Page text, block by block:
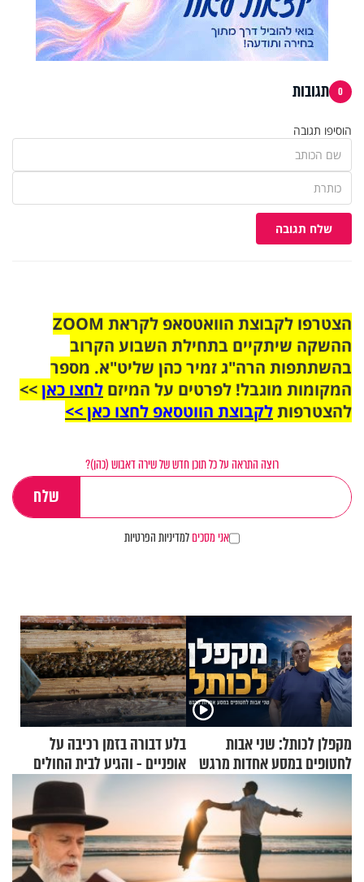
0 תגובות
הוסיפו תגובה
שלח תגובה
הצטרפו לקבוצת הוואטסאפ לקראת ZOOM
ההשקה שיתקיים בתחילת השבוע הקרוב
בהשתתפות הרה"ג זמיר כהן שליט"א. מספר
המקומות מוגבל! לפרטים על המיזם לחצו כאן>>
להצטרפותלקבוצת הווטסאפ לחצו כאן >>
רוצה התראה על כל תוכן חדש של שירה דאבוש (כהן)?
אני מסכיםלמדיניות הפרטיות
מקפלן לכותל: שני אבות
לחטופים במסע אחדות מרגש
בלע דבורה בזמן רכיבה על
אופניים - והגיע לבית החולים
במצב מסכן חיים